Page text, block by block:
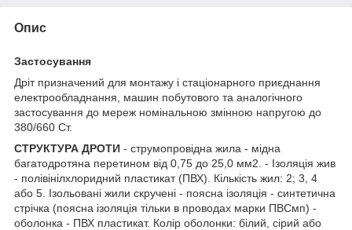
Опис
Застосування
Дріт призначений для монтажу і стаціонарного приєднання
електрообладнання, машин побутового та аналогічного
застосування до мереж номінальною змінною напругою до
380/660 Ст.
СТРУКТУРА ДРОТИ - струмопровідна жила - мідна
багатодротяна перетином від 0,75 до 25,0 мм2. - Ізоляція жив
- полівінілхлоридний пластикат (ПВХ). Кількість жил: 2; 3, 4
або 5. Ізольовані жили скручені - поясна ізоляція - синтетична
стрічка (поясна ізоляція тільки в проводах марки ПВСмп) -
оболонка - ПВХ пластикат. Колір оболонки: білий, сірий або